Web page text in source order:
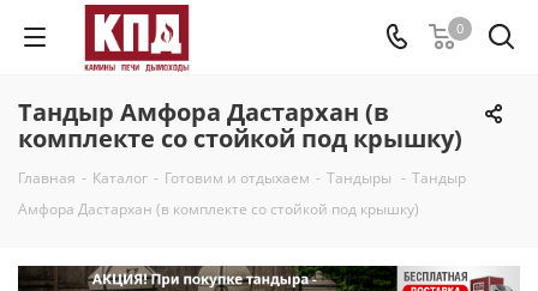
0
Тандыр Амфора Дастархан (в
комплекте со стойкой под крышку)
Главная - Каталог - Готовим и отдыхаем - Тандыры - Тандыр
Амфора Дастархан (в комплекте со стойкой под крышку)